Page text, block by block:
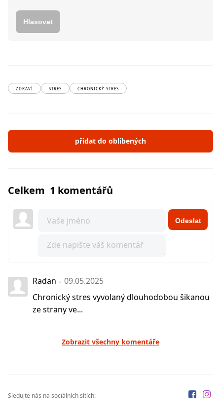
Hlasovat
ZDRAVÍ STRES CHRONICKÝ STRES
přidat do oblíbených
Celkem 1 komentářů
Odeslat
Radan
09.05.2025
Chronický stres vyvolaný dlouhodobou šikanou
ze strany ve...
Zobrazit všechny komentáře
Sledujte nás na sociálních sítích: